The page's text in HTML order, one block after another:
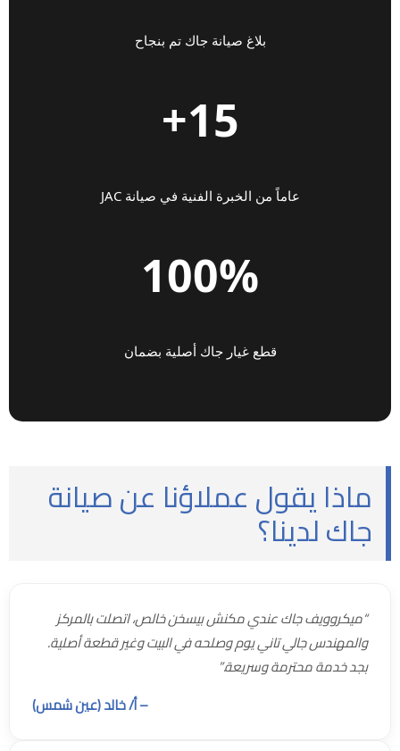
بلاغ صيانة جاك تم بنجاح
15+
عاماً من الخبرة الفنية في صيانة JAC
100%
قطع غيار جاك أصلية بضمان
ماذا يقول عملاؤنا عن صيانة
جاك لدينا؟
“ميكروويف جاك عندي مكنش بيسخن خالص، اتصلت بالمركز
والمهندس جالي تاني يوم وصلحه في البيت وغير قطعة أصلية.
بجد خدمة محترمة وسريعة.”
– أ/ خالد (عين شمس)